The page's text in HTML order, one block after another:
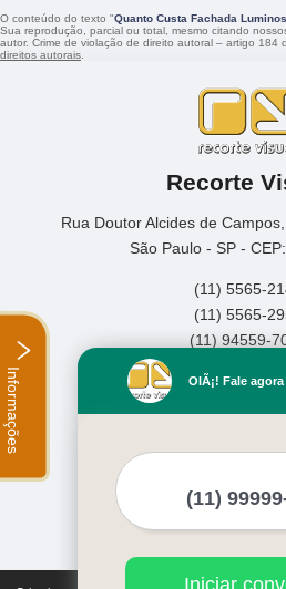
O conteúdo do texto "Quanto Custa Fachada
Sua reprodução, parcial ou total, mesmo citando
autor. Crime de violação de direito autoral – artigo 184
direitos autorais
Recorte
Rua Doutor Alcides de
São Paulo - SP -
(11) 5565-
(11) 5565-
(11) 94559-
Home
Serviços
Mapa do site
Mais
OlÃ¡! Fale
Iniciar
Informações